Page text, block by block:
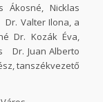
Ákosné, Nicklas
Valter Ilona, a
Dr. Kozák Éva,
Dr. Juan Alberto
tanszékvezető